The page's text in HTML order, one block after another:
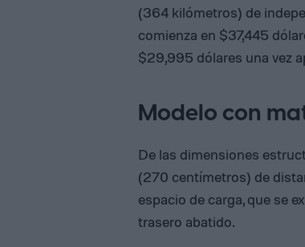
(364 kilómetros) de
comienza en $37,445
$29,995 dólares una vez
Modelo con
De las dimensiones
(270 centímetros) de
espacio de carga, que se
trasero abatido.